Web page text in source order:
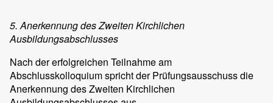
5. Anerkennung des Zweiten Kirchlichen
Ausbildungsabschlusses
Nach der erfolgreichen Teilnahme am
Abschlusskolloquium spricht der Prüfungsausschuss die
Anerkennung des Zweiten Kirchlichen